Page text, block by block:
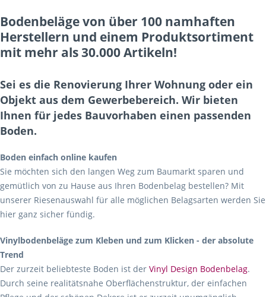
Bodenbeläge von über 100 namhaften
Herstellern und einem Produktsortiment
mit mehr als 30.000 Artikeln!
Sei es die Renovierung Ihrer Wohnung oder ein
Objekt aus dem Gewerbebereich. Wir bieten
Ihnen für jedes Bauvorhaben einen passenden
Boden.
Boden einfach online kaufen
Sie möchten sich den langen Weg zum Baumarkt sparen und
gemütlich von zu Hause aus Ihren Bodenbelag bestellen? Mit
unserer Riesenauswahl für alle möglichen Belagsarten werden Sie
hier ganz sicher fündig.
Vinylbodenbeläge zum Kleben und zum Klicken - der absolute
Trend
Der zurzeit beliebteste Boden ist der Vinyl Design Bodenbelag.
Durch seine realitätsnahe Oberflächenstruktur, der einfachen